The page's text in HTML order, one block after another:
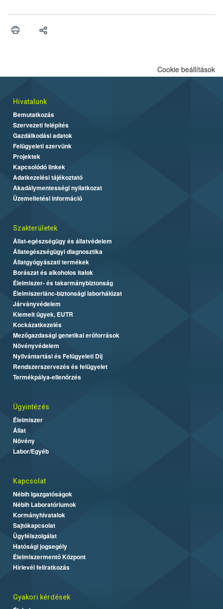
érésű szőlőkben is legyen lehetőség a károsító elleni további
felhasználók számára is elérhető és ökológiai termesztésben is
Cookie beállítások
Hivatalunk
Bemutatkozás
Szervezeti felépítés
Gazdálkodási adatok
Felügyeleti szervünk
Projektek
Kapcsolódó linkek
Adatkezelési tájékoztató
Akadálymentességi nyilatkozat
Üzemeltetési információ
Szakterületek
Állat-egészségügy és állatvédelem
Állategészségügyi diagnosztika
Állatgyógyászati termékek
Borászat és alkoholos italok
Élelmiszer- és takarmánybiztonság
Élelmiszerlánc-biztonsági laborhálózat
Járványvédelem
Kiemelt ügyek, EUTR
Kockázatkezelés
Mezőgazdasági genetikai erőforrások
Növényvédelem
Nyilvántartási és Felügyeleti Díj
Rendszerszervezés és felügyelet
Termékpálya-ellenőrzés
Ügyintézés
Élelmiszer
Állat
Növény
Labor/Egyéb
Kapcsolat
Nébih Igazgatóságok
Nébih Laboratóriumok
Kormányhivatalok
Sajtókapcsolat
Ügyfélszolgálat
Hatósági jogsegély
Élelmiszermentő Központ
Hírlevél feliratkozás
Gyakori kérdések